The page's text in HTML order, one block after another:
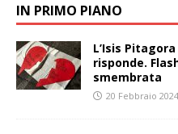
IN PRIMO PIANO
L’Isis
risponde.
smembrata
20 Febbraio 2024